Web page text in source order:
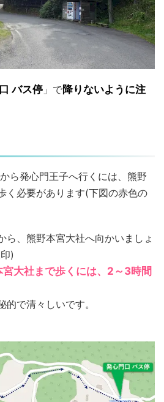
バス停 」で降りないように注
ら発心門王子へ行くには、熊野
く必要があります(下図の赤色の
ら、熊野本宮大社へ向かいましょ
)
大社まで歩くには、2～3時間
で清々しいです。